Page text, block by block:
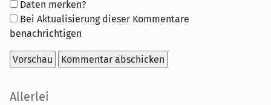
Formular-
Optionen
Daten merken?
Bei Aktualisierung dieser Kommentare
benachrichtigen
Seitenleiste
Allerlei